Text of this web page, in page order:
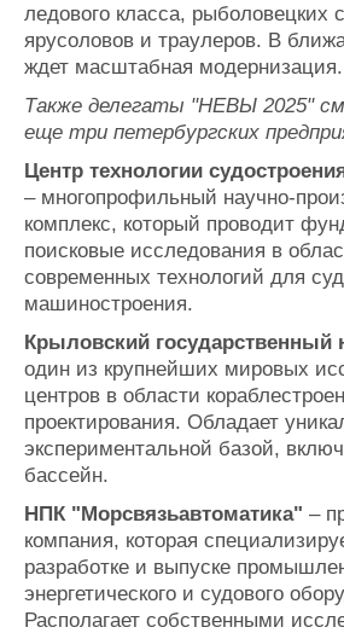
ледового класса, рыболовецких
ярусоловов и траулеров. В
ждет масштабная модернизация.
Также делегаты "НЕВЫ 2025"
еще три петербургских
Центр технологии
– многопрофильный научно-
комплекс, который проводит
поисковые исследования в
современных технологий для
машиностроения.
Крыловский государственный
один из крупнейших мировых
центров в области
проектирования. Обладает
экспериментальной базой,
бассейн.
НПК "Морсвязьавтоматика" –
компания, которая
разработке и выпуске
энергетического и судового
Располагает собственными